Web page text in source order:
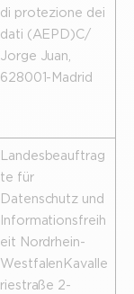
di protezione dei
dati (AEPD) C/
Jorge Juan,
6 28001-Madrid
Landesbeauftrag
te für
Datenschutz und
Informationsfreih
eit Nordrhein-
Westfalen Kavalle
riestraße 2-